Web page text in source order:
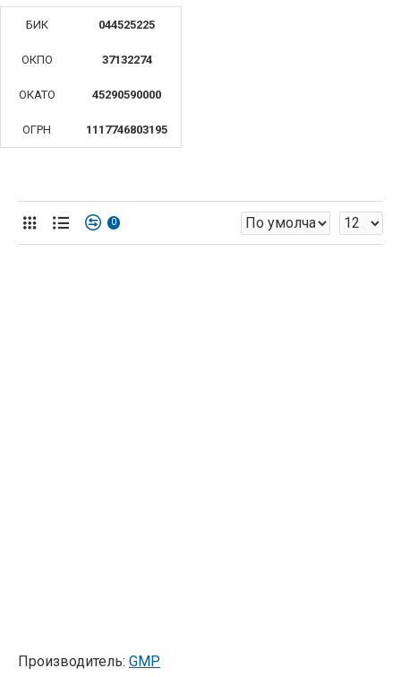
БИК 044525225
ОКПО 37132274
ОКАТО 45290590000
ОГРН 1117746803195
0
Производитель: GMP